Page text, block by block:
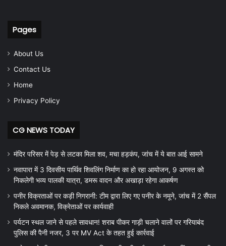
Pages
About Us
Contact Us
Home
Privacy Policy
CG NEWS TODAY
मंदिर परिसर में पेड़ से लटका मिला शव, मचा हड़कंप, जांच में ये बात आई सामने
नवापारा में 3 दिवसीय पार्थिव शिवलिंग निर्माण का हो रहा आयोजन, 9 अगस्त को
निकलेगी भव्य पालकी यात्रा, डमरू वादन और अखाड़ा रहेगा आकर्षण
पनीर विक्रताओं पर कड़ी निगरानी: टीम द्वारा लिए गए पनीर के नमूने, जांच में 2 सैंपल
निकले अवमानक, विक्रेताओं पर कार्यवाही
पर्यटन स्थल जाने से पहले सावधान! शराब पीकर गाड़ी चलाने वालों पर गरियाबंद
पुलिस की पैनी नजर, 3 पर MV Act के तहत हुई कार्रवाई